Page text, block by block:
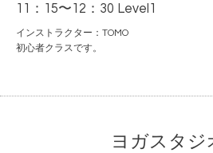
11：15〜12：30 Level1
インストラクター：TOMO
初心者クラスです。
ヨガスタジ